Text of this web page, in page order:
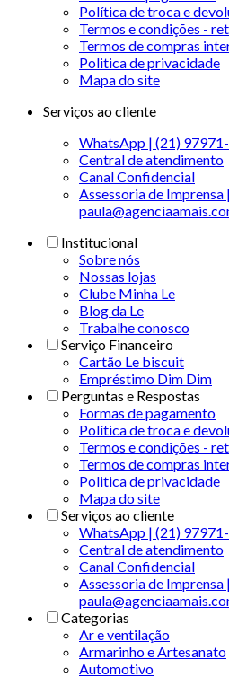
Política de troca e
Termos e condições -
Termos de compras
Politica de privacidade
Mapa do site
Serviços ao cliente
WhatsApp | (21)
Central de atendimento
Canal Confidencial
Assessoria de Imprensa |
Institucional
Sobre nós
Nossas lojas
Clube Minha Le
Blog da Le
Trabalhe conosco
Serviço Financeiro
Cartão Le biscuit
Empréstimo Dim Dim
Perguntas e Respostas
Formas de pagamento
Política de troca e
Termos e condições -
Termos de compras
Politica de privacidade
Mapa do site
Serviços ao cliente
WhatsApp | (21)
Central de atendimento
Canal Confidencial
Assessoria de Imprensa |
Categorias
Ar e ventilação
Armarinho e Artesanato
Automotivo